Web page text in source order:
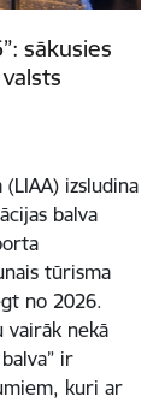
sākusies
izsludina
balva
tūrisma
no 2026.
vairāk nekā
ir
kuri ar